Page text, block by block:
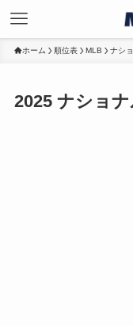
ホーム 順位表 MLB ナシ
2025 ナショ